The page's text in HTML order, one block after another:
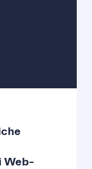
Web-